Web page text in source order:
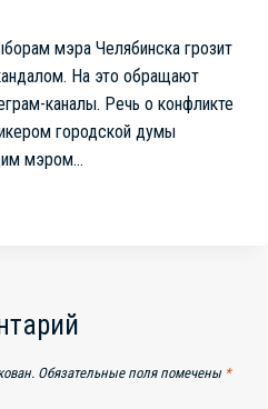
мэра Челябинска грозит
На это обращают
каналы. Речь о конфликте
городской думы
мэром…
Обязательные поля помечены *